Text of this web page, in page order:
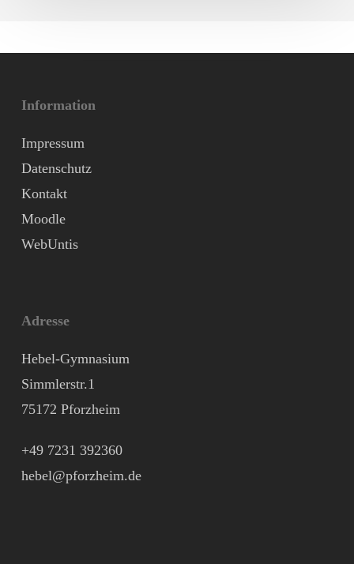
Information
Impressum
Datenschutz
Kontakt
Moodle
WebUntis
Adresse
Hebel-Gymnasium
Simmlerstr.1
75172 Pforzheim
+49 7231 392360
hebel@pforzheim.de